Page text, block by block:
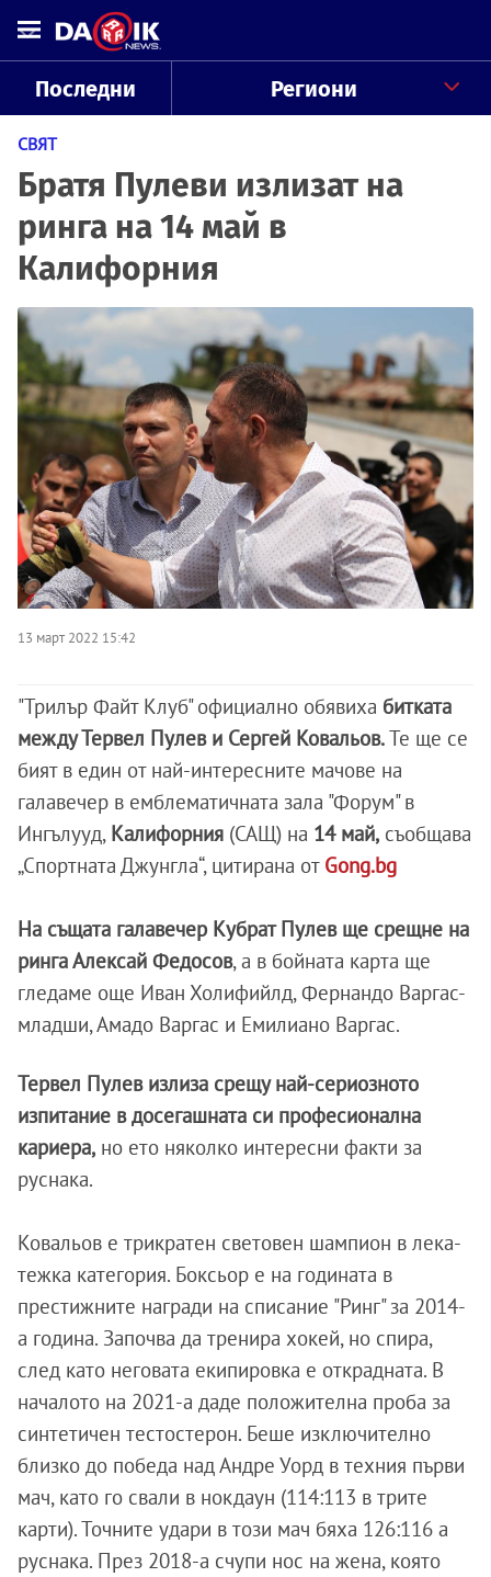
Последни Региони
СВЯТ
Братя Пулеви излизат на
ринга на 14 май в
Калифорния
13 март 2022 15:42
"Трилър Файт Клуб" официално обявиха битката
между Тервел Пулев и Сергей Ковальов.Те ще се
бият в един от най-интересните мачове на
галавечер в емблематичната зала "Форум" в
Ингълууд, Калифорния (САЩ) на 14 май, съобщава
„Спортната Джунгла“, цитирана от Gong.bg
На същата галавечер Кубрат Пулев ще срещне на
ринга Алексай Федосов, а в бойната карта ще
гледаме още Иван Холифийлд, Фернандо Варгас-
младши, Амадо Варгас и Емилиано Варгас.
Тервел Пулев излиза срещу най-сериозното
изпитание в досегашната си професионална
кариера, но ето няколко интересни факти за
руснака.
Ковальов е трикратен световен шампион в лека-
тежка категория. Боксьор е на годината в
престижните награди на списание "Ринг" за 2014-
а година. Започва да тренира хокей, но спира,
след като неговата екипировка е открадната. В
началото на 2021-а даде положителна проба за
синтетичен тестостерон. Беше изключително
близко до победа над Андре Уорд в техния първи
мач, като го свали в нокдаун (114:113 в трите
карти). Точните удари в този мач бяха 126:116 а
руснака. През 2018-а счупи нос на жена, която